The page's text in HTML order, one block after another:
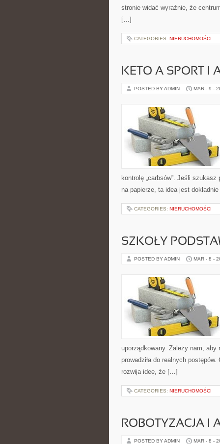
stronie widać wyraźnie, że
[…]
CATEGORIES: NIERUCHOMOŚCI
KETO A SPORT I
POSTED BY ADMIN MAR - 9 -
kontrolę „carbsów”. Jeśli
na papierze, ta idea jest
CATEGORIES: NIERUCHOMOŚCI
SZKOŁY
POSTED BY ADMIN MAR - 8 -
uporządkowany. Zależy nam, aby
prowadziła do realnych
rozwija ideę, że […]
CATEGORIES: NIERUCHOMOŚCI
ROBOTYZACJA I
POSTED BY ADMIN MAR - 8 -